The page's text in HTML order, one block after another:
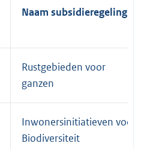
Naam subsidieregeling
Rustgebieden voor
ganzen
Inwonersinitiatieven voor
Biodiversiteit